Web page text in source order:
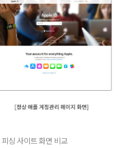
싱 사이트 화면 비교